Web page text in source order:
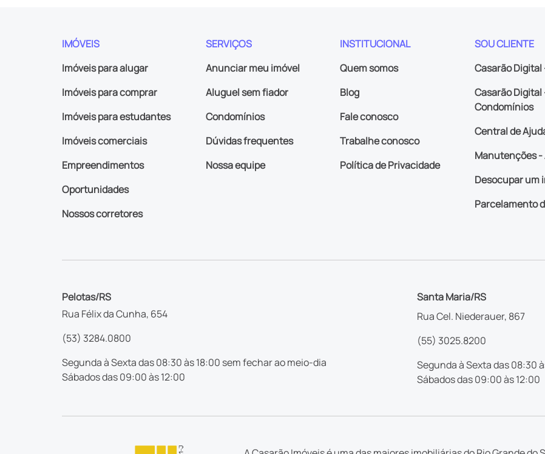
IMÓVEIS
Imóveis para alugar
Imóveis para comprar
Imóveis para estudantes
Imóveis comerciais
Empreendimentos
Oportunidades
Nossos corretores
SERVIÇOS
Anunciar meu imóvel
Aluguel sem fiador
Condomínios
Dúvidas frequentes
Nossa equipe
INSTITUCIONAL
Quem somos
Blog
Fale conosco
Trabalhe conosco
Política de Privacidade
SOU CLIENTE
Casarão
Casarão Digital
Condomínios
Central de
Manutenções -
Desocupar um
Parcelamento
Pelotas/RS
Rua Félix da Cunha, 654
(53) 3284.0800
Segunda à Sexta das 08:30 às 18:00 sem fechar ao meio-dia
Sábados das 09:00 às 12:00
Santa Maria/RS
Rua Cel. Niederauer, 867
(55) 3025.8200
Segunda à Sexta das 08:30
Sábados das 09:00 às 12:00